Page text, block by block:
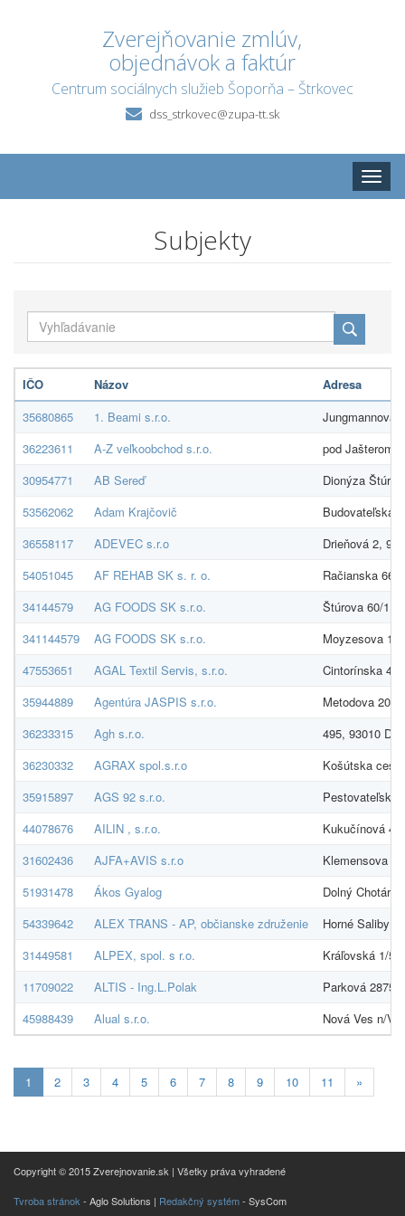
Zverejňovanie zmlúv,
objednávok a faktúr
Centrum sociálnych služieb Šoporňa – Štrkovec
dss_strkovec@zupa-tt.sk
Toggle
Subjekty
IČO Názov
Adresa
35680865
1. Beami s.r.o.
Jungmannova
36223611
A-Z veľkoobchod s.r.o.
pod Jašterom
30954771
AB Sereď
Dionýza Štúra
53562062
Adam Krajčovič
Budovateľská
36558117
ADEVEC s.r.o
Drieňová 2,
54051045
AF REHAB SK s. r. o.
Račianska 66,
34144579
AG FOODS SK s.r.o.
Štúrova 60/
341144579
AG FOODS SK s.r.o.
Moyzesova
47553651
AGAL Textil Servis, s.r.o.
Cintorínska
35944889
Agentúra JASPIS s.r.o.
Metodova
36233315
Agh s.r.o.
495, 93010
36230332
AGRAX spol.s.r.o
Košútska
35915897
AGS 92 s.r.o.
Pestovateľská
44078676
AILIN , s.r.o.
Kukučínová
31602436
AJFA+AVIS s.r.o
Klemensova
51931478
Ákos Gyalog
Dolný Chotár
54339642
ALEX TRANS - AP, občianske združenie
Horné Saliby
31449581
ALPEX, spol. s r.o.
Kráľovská 1/
11709022
ALTIS - Ing.L.Polak
Parková 2875/
45988439
Alual s.r.o. Nová Ves n/
1 Aktuálna
stránka
2 3 4 5 6 7 8 9 10 11 »
Copyright © 2015 Zverejnovanie.sk | Všetky práva vyhradené
Tvroba stránok - Aglo Solutions | Redakčný systém- SysCom